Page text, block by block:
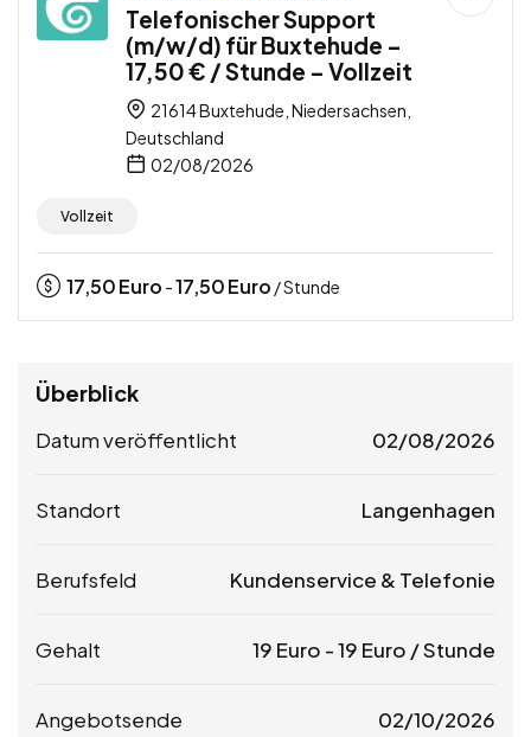
Telefonischer Support
(m/w/d) für Buxtehude –
17,50 € / Stunde – Vollzeit
21614 Buxtehude, Niedersachsen,
Deutschland
02/08/2026
Vollzeit
17,50Euro -17,50Euro / Stunde
Überblick
Datum veröffentlicht 02/08/2026
Standort Langenhagen
Berufsfeld Kundenservice & Telefonie
Gehalt 19 Euro -19 Euro / Stunde
Angebotsende 02/10/2026